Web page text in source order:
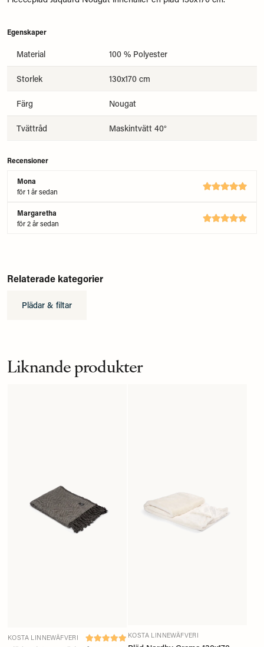
Egenskaper
Material 100 % Polyester
Storlek 130x170 cm
Färg Nougat
Tvättråd Maskintvätt 40°
Recensioner
Mona
för 1 år sedan
Margaretha
för 2 år sedan
Relaterade kategorier
Plädar & filtar
Liknande produkter
KOSTA LINNEWÄFVERI KOSTA LINNEWÄFVERI